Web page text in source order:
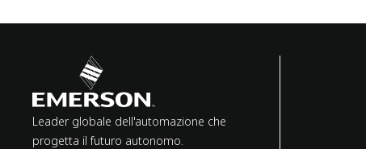
Leader globale dell'automazione che
progetta il futuro autonomo.